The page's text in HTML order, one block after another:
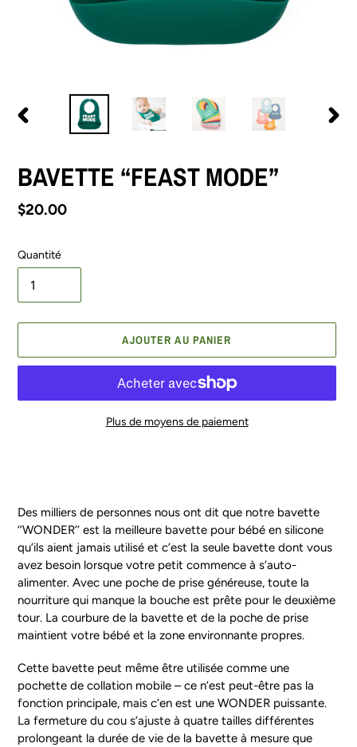
DIAPOSITIVE
BAVETTE “FEAST MODE”
Prix
$20.00
Quantité
AJOUTER AU PANIER
Plus de moyens de paiement
à
votre
panier
Des milliers de personnes nous ont dit que notre bavette
‘’WONDER’’ est la meilleure bavette pour bébé en silicone
qu’ils aient jamais utilisé et c’est la seule bavette dont vous
avez besoin lorsque votre petit commence à s’auto-
alimenter. Avec une poche de prise généreuse, toute la
nourriture qui manque la bouche est prête pour le deuxième
tour. La courbure de la bavette et de la poche de prise
maintient votre bébé et la zone environnante propres.
Cette bavette peut même être utilisée comme une
pochette de collation mobile – ce n’est peut-être pas la
fonction principale, mais c’en est une WONDER puissante.
La fermeture du cou s’ajuste à quatre tailles différentes
prolongeant la durée de vie de la bavette à mesure que